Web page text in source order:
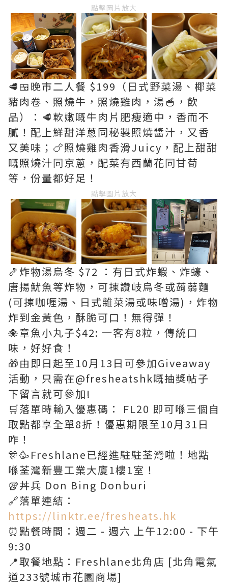
點擊圖片放大
🥩🍱晚市二人餐 $199（日式野菜湯、椰菜
豬肉卷、照燒牛，照燒雞肉，湯🥣，飲
品）：🥩軟嫩嘅牛肉片肥瘦適中，香而不
膩！配上鮮甜洋蔥同秘製照燒醬汁，又香
又美味；🍗照燒雞肉香滑Juicy，配上甜甜
嘅照燒汁同京蔥，配菜有西蘭花同甘荀
等，份量都好足！
點擊圖片放大
🍤炸物湯烏冬 $72 ：有日式炸蝦、炸蠔、
唐揚魷魚等炸物，可揀讚岐烏冬或蒟蒻麵
(可揀咖喱湯、日式雜菜湯或味噌湯)，炸物
炸到金黃色，酥脆可口！無得彈！
🐙章魚小丸子$42: 一客有8粒，傳統口
味，好好食！
🎁由即日起至10月13日可參加Giveaway
活動，只需在@fresheatshk嘅抽獎帖子
下留言就可參加!
🛒落單時輸入優惠碼： FL20 即可喺三個自
取點都享全單8折！優惠期限至10月31日
咋！
🎊🥳Freshlane已經進駐駐荃灣啦！地點
喺荃灣新豐工業大廈1樓1室！
🥡丼兵 Don Bing Donburi
🔗落單連結：
https://linktr.ee/fresheats.hk
⏰點餐時間：週二 - 週六 上午12:00 - 下午
9:30
📍取餐地點：Freshlane北角店 [北角電氣
道233號城市花園商場]